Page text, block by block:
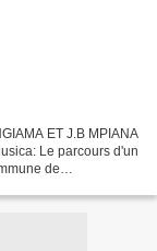
ET J.B MPIANA
Le parcours d'un
de